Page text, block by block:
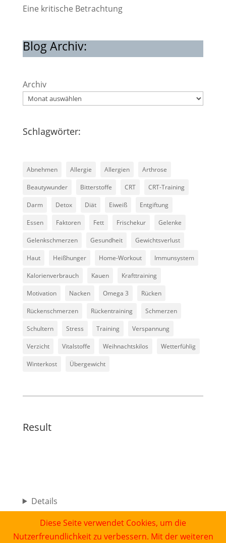
Eine kritische Betrachtung
Blog Archiv:
Archiv
Schlagwörter:
Abnehmen Allergie Allergien Arthrose
Beautywunder Bitterstoffe CRT CRT-Training
Darm Detox Diät Eiweiß Entgiftung
Essen Faktoren Fett Frischekur Gelenke
Gelenkschmerzen Gesundheit Gewichtsverlust
Haut Heißhunger Home-Workout Immunsystem
Kalorienverbrauch Kauen Krafttraining
Motivation Nacken Omega 3 Rücken
Rückenschmerzen Rückentraining Schmerzen
Schultern Stress Training Verspannung
Verzicht Vitalstoffe Weihnachtskilos Wetterfühlig
Winterkost Übergewicht
Result
Details
Diese Seite verwendet Cookies, um die
Nutzerfreundlichkeit zu verbessern. Mit der weiteren